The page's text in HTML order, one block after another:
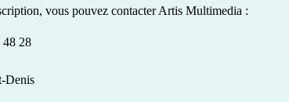
vous pouvez contacter Artis Multimedia :
48 28
Denis